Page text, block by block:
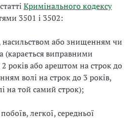
Кримінального кодексу
3501 і 3502:
насильством або знищенням чи
виправними
років або арештом на строк до
волі на строк до 3 років,
на той самий строк);
легкої, середньої